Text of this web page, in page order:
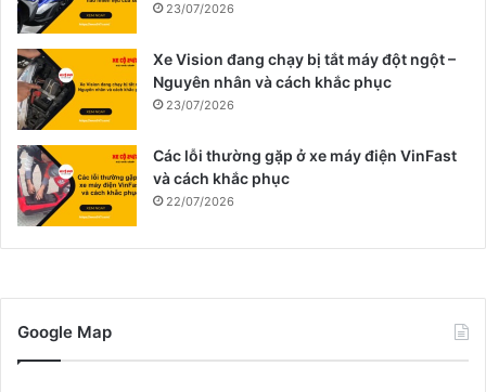
23/07/2026
Xe Vision đang chạy bị tắt máy đột ngột –
Nguyên nhân và cách khắc phục
23/07/2026
Các lỗi thường gặp ở xe máy điện VinFast
và cách khắc phục
22/07/2026
Google Map